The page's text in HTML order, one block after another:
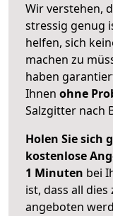
Wir verstehen,
stressig genug
helfen, sich
machen zu
haben
Ihnen ohne
Salzgitter nach
Holen Sie sich
kostenlose
1 Minuten bei
ist, dass all
angeboten